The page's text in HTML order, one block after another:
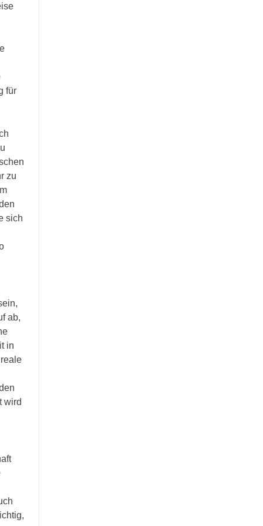
für
zu
sich
ab,
in
wird